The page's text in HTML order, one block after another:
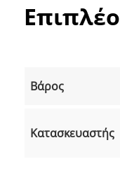
Βάρος
Κατασκευαστής